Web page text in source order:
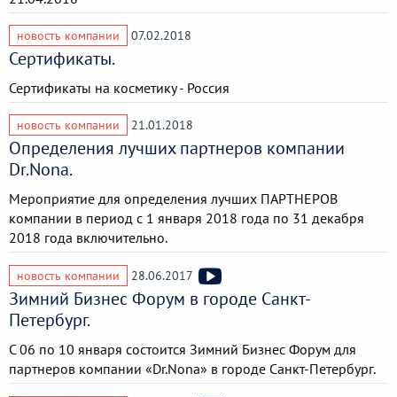
новость компании 07.02.2018
Сертификаты.
Сертификаты на косметику - Россия
новость компании 21.01.2018
Определения лучших партнеров компании
Dr.Nona.
Мероприятие для определения лучших ПАРТНЕРОВ
компании в период с 1 января 2018 года по 31 декабря
2018 года включительно.
новость компании 28.06.2017
Зимний Бизнес Форум в городе Санкт-
Петербург.
С 06 по 10 января состоится Зимний Бизнес Форум для
партнеров компании «Dr.Nona» в городе Санкт-Петербург.